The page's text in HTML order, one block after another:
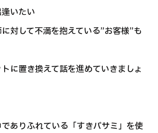
いたい
対して不満を抱えている”お客様”も
に置き換えて話を進めていきましょ
ありふれている「すきバサミ」を使